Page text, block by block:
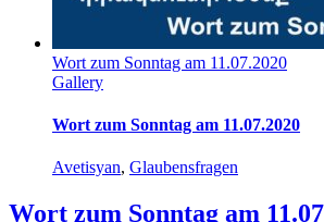
Wort zum Sonntag am 11.07.2020
Gallery
Wort zum Sonntag am 11.07.2020
Avetisyan, Glaubensfragen
Wort zum Sonntag am